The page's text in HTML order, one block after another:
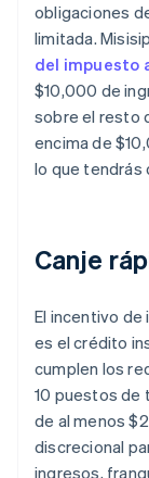
obligaciones
limitada.
del impuesto
$10,000 de
sobre el resto
encima de
lo que tendrás
Canje
El incentivo
es el crédito
cumplen los
10 puestos de
de al menos
discrecional
ingresos,